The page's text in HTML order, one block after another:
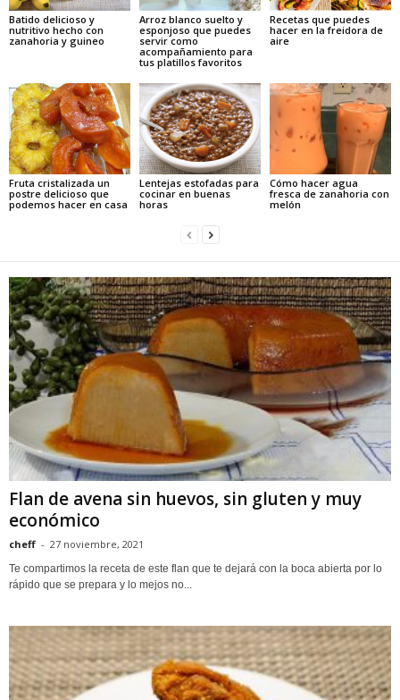
Batido delicioso y
nutritivo hecho con
zanahoria y guineo
Arroz blanco suelto y
esponjoso que puedes
servir como
acompañamiento para
tus platillos favoritos
Recetas que puedes
hacer en la freidora de
aire
Fruta cristalizada un
postre delicioso que
podemos hacer en casa
Lentejas estofadas para
cocinar en buenas
horas
Cómo hacer agua
fresca de zanahoria con
melón
Flan de avena sin huevos, sin gluten y muy
económico
cheff - 27 noviembre, 2021
Te compartimos la receta de este flan que te dejará con la boca abierta por lo
rápido que se prepara y lo mejos no...